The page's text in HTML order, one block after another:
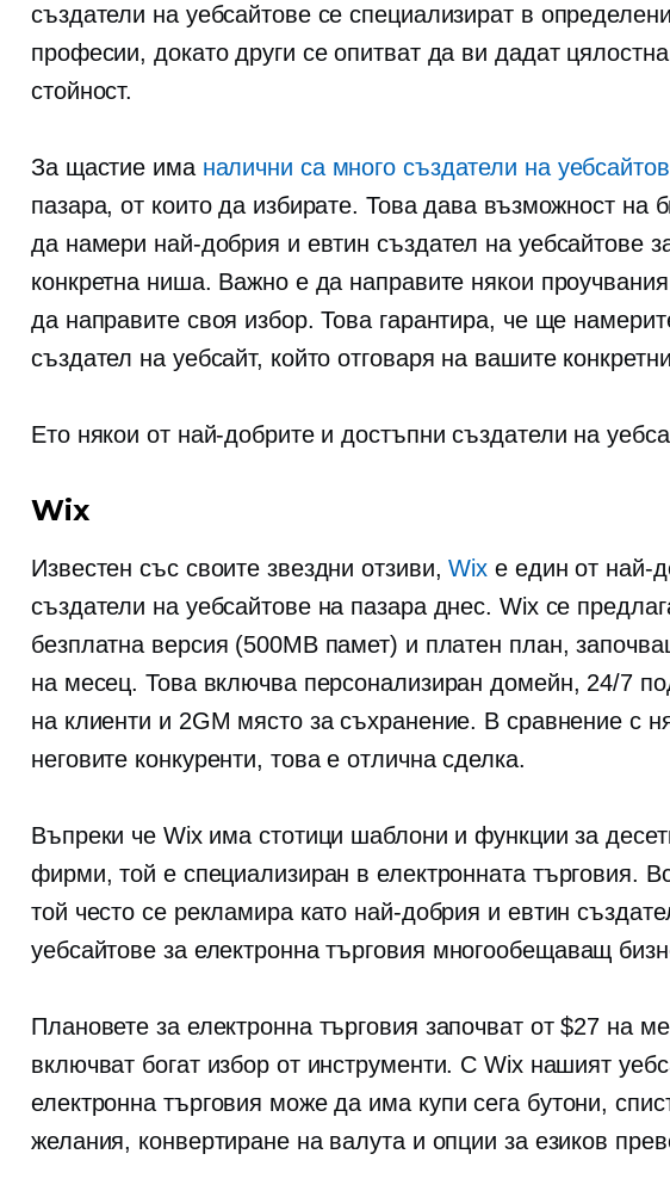
създатели на уебсайтове се специализират в
професии, докато други се опитват да ви дадат цялостна
стойност.
За щастие има налични са много създатели на
пазара, от които да избирате. Това дава възможност на
да намери най-добрия и евтин създател на уебсайтове
конкретна ниша. Важно е да направите някои
да направите своя избор. Това гарантира, че ще
създател на уебсайт, който отговаря на вашите
Ето някои от най-добрите и достъпни създатели на
Wix
Известен със своите звездни отзиви,Wix е един от най-
създатели на уебсайтове на пазара днес. Wix се
безплатна версия (500MB памет) и платен план,
на месец. Това включва персонализиран домейн, 24/7
на клиенти и 2GM място за съхранение. В сравнение с
неговите конкуренти, това е отлична сделка.
Въпреки че Wix има стотици шаблони и функции за
фирми, той е специализиран в електронната търговия.
той често се рекламира като най-добрия и евтин
уебсайтове за електронна търговия многообещаващ
Плановете за електронна търговия започват от $27 на
включват богат избор от инструменти. С Wix нашият
електронна търговия може да има купи сегабутони,
желания, конвертиране на валута и опции за езиков